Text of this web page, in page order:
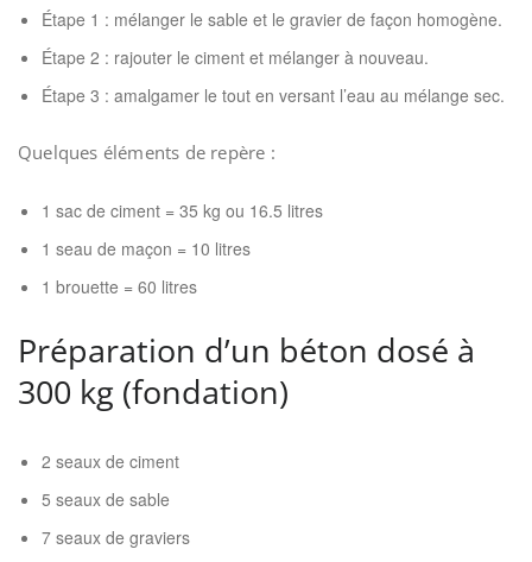
Étape 1 : mélanger le sable et le gravier de façon homogène.
Étape 2 : rajouter le ciment et mélanger à nouveau.
Étape 3 : amalgamer le tout en versant l’eau au mélange sec.
Quelques éléments de repère :
1 sac de ciment = 35 kg ou 16.5 litres
1 seau de maçon = 10 litres
1 brouette = 60 litres
Préparation d’un béton dosé à
300 kg (fondation)
2 seaux de ciment
5 seaux de sable
7 seaux de graviers